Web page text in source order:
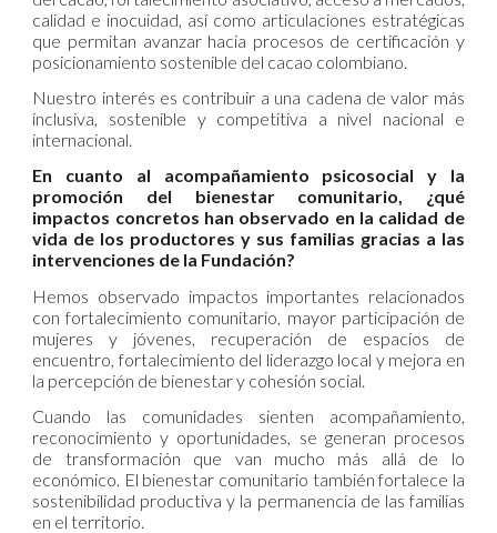
calidad e inocuidad, así como articulaciones estratégicas
que permitan avanzar hacia procesos de certificación y
posicionamiento sostenible del cacao colombiano.
Nuestro interés es contribuir a una cadena de valor más
inclusiva, sostenible y competitiva a nivel nacional e
internacional.
En cuanto al acompañamiento psicosocial y la
promoción del bienestar comunitario, ¿qué
impactos concretos han observado en la calidad de
vida de los productores y sus familias gracias a las
intervenciones de la Fundación?
Hemos observado impactos importantes relacionados
con fortalecimiento comunitario, mayor participación de
mujeres y jóvenes, recuperación de espacios de
encuentro, fortalecimiento del liderazgo local y mejora en
la percepción de bienestar y cohesión social.
Cuando las comunidades sienten acompañamiento,
reconocimiento y oportunidades, se generan procesos
de transformación que van mucho más allá de lo
económico. El bienestar comunitario también fortalece la
sostenibilidad productiva y la permanencia de las familias
en el territorio.